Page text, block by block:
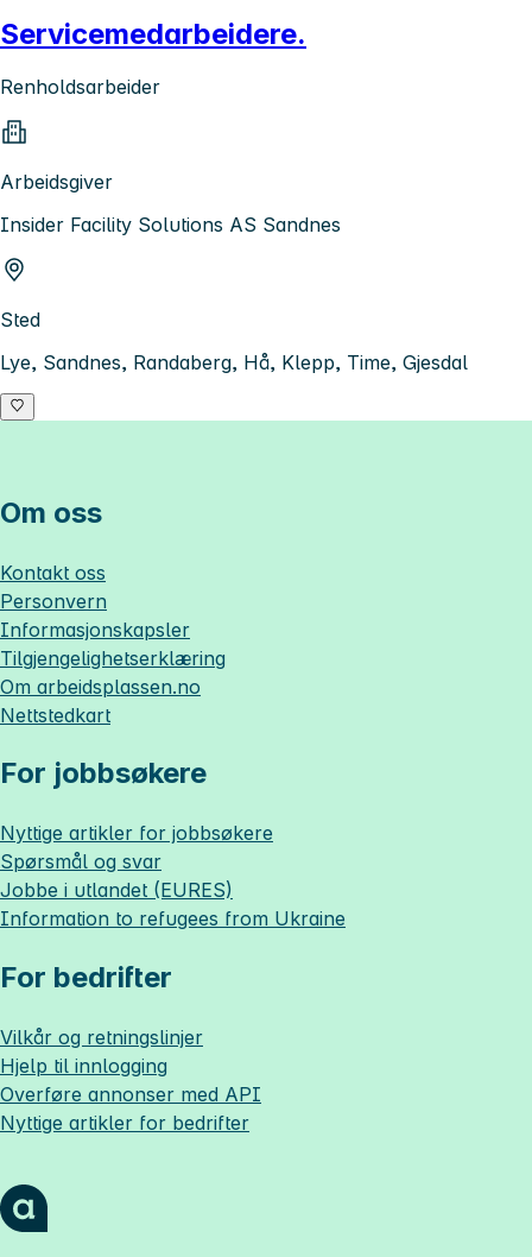
Servicemedarbeidere.
Renholdsarbeider
Arbeidsgiver
Insider Facility Solutions AS Sandnes
Sted
Lye, Sandnes, Randaberg, Hå, Klepp, Time, Gjesdal
Om oss
Kontakt oss
Personvern
Informasjonskapsler
Tilgjengelighetserklæring
Om arbeidsplassen.no
Nettstedkart
For jobbsøkere
Nyttige artikler for jobbsøkere
Spørsmål og svar
Jobbe i utlandet (EURES)
Information to refugees from Ukraine
For bedrifter
Vilkår og retningslinjer
Hjelp til innlogging
Overføre annonser med API
Nyttige artikler for bedrifter